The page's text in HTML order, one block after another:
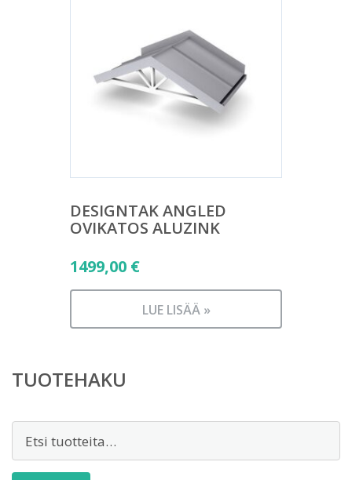
DESIGNTAK ANGLED
OVIKATOS ALUZINK
1499,00 €
LUE LISÄÄ »
TUOTEHAKU